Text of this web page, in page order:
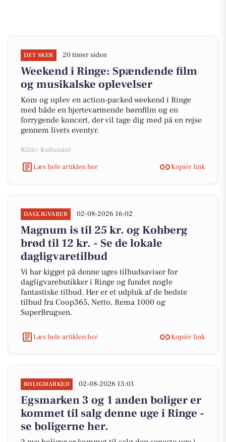
DET SKER 20 timer siden
Weekend i Ringe: Spændende film
og musikalske oplevelser
Kom og oplev en action-packed weekend i Ringe
med både en hjertevarmende børnfilm og en
forrygende koncert, der vil tage dig med på en rejse
gennem livets eventyr.
Kilde: Kultunaut
Læs hele artiklen her
Kopiér link
DAGLIGVARER 02-08-2026 16:02
Magnum is til 25 kr. og Kohberg
brød til 12 kr. - Se de lokale
dagligvaretilbud
Vi har kigget på denne uges tilbudsaviser for
dagligvarebutikker i Ringe og fundet nogle
fantastiske tilbud. Her er et udpluk af de bedste
tilbud fra Coop365, Netto, Rema 1000 og
SuperBrugsen.
Læs hele artiklen her Kopiér link
BOLIGMARKED 02-08-2026 13:01
Egsmarken 3 og 1 anden boliger er
kommet til salg denne uge i Ringe -
se boligerne her.